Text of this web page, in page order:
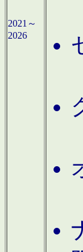
2021～
2026